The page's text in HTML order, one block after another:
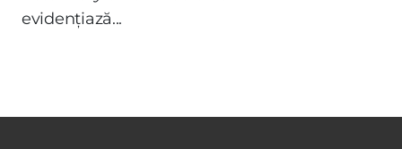
evidențiază...